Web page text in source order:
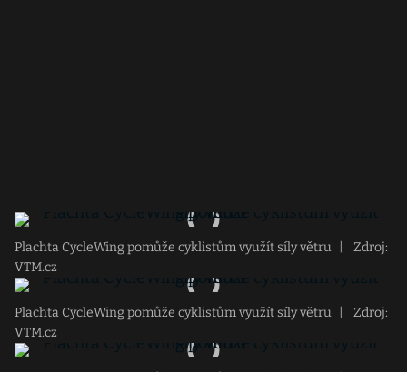
Plachta CycleWing pomůže cyklistům využít síly větru
Zdroj:
VTM.cz
Plachta CycleWing pomůže cyklistům využít síly větru
Zdroj:
VTM.cz